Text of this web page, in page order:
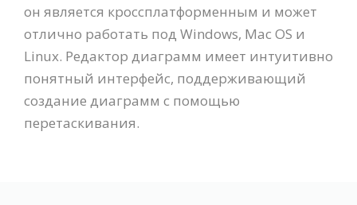
он является кроссплатформенным и может
отлично работать под Windows, Mac OS и
Linux. Редактор диаграмм имеет интуитивно
понятный интерфейс, поддерживающий
создание диаграмм с помощью
перетаскивания.